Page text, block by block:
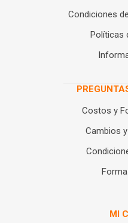
Condiciones
Políticas
Costos y
Cambios
MI